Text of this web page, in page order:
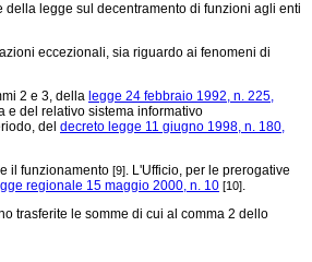
legge sul decentramento di funzioni agli enti
eccezionali, sia riguardo ai fenomeni di
2 e 3, della legge 24 febbraio 1992, n. 225,
e del relativo sistema informativo
del decreto legge 11 giugno 1998, n. 180,
il funzionamento [9]. L'Ufficio, per le prerogative
regionale 15 maggio 2000, n. 10 [10].
trasferite le somme di cui al comma 2 dello